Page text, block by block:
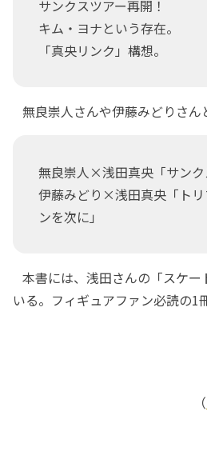
サンクスツアー再開！
キム・ヨナという存在。
「真央リンク」構想。
無良崇人さんや伊藤みどりさん
無良崇人×浅田真央「サンク
伊藤みどり×浅田真央「トリ
ンを次に」
本書には、浅田さんの「スケー
いる。フィギュアファン必読の1
（